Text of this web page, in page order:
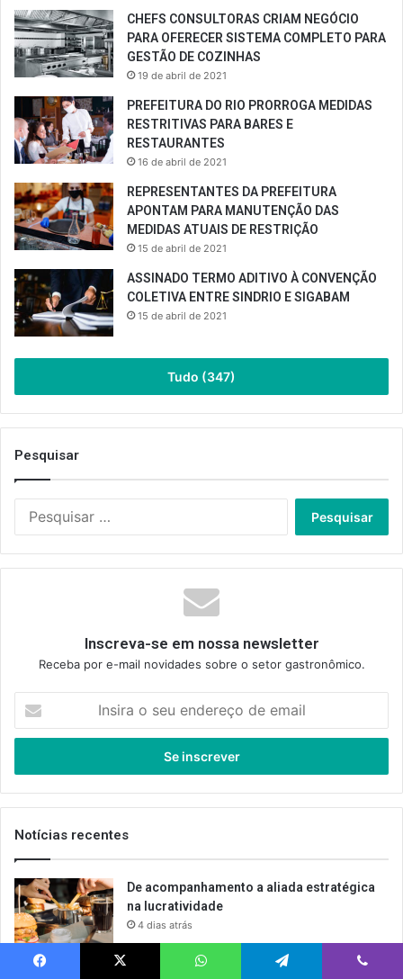
CHEFS CONSULTORAS CRIAM NEGÓCIO
PARA OFERECER SISTEMA COMPLETO PARA
GESTÃO DE COZINHAS
19 de abril de 2021
PREFEITURA DO RIO PRORROGA MEDIDAS
RESTRITIVAS PARA BARES E
RESTAURANTES
16 de abril de 2021
REPRESENTANTES DA PREFEITURA
APONTAM PARA MANUTENÇÃO DAS
MEDIDAS ATUAIS DE RESTRIÇÃO
15 de abril de 2021
ASSINADO TERMO ADITIVO À CONVENÇÃO
COLETIVA ENTRE SINDRIO E SIGABAM
15 de abril de 2021
Tudo (347)
Pesquisar
Inscreva-se em nossa newsletter
Receba por e-mail novidades sobre o setor gastronômico.
seu
de
email
Notícias recentes
De acompanhamento a aliada estratégica
na lucratividade
4 dias atrás
Centro do Rio: nova vida gastronômica